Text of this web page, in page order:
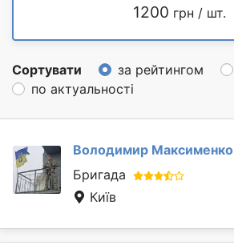
1200 грн / шт.
Сортувати за рейтингом
по актуальності
Володимир Максименко
Бригада
Київ